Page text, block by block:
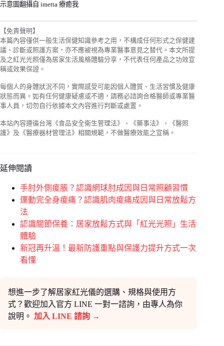
示意圖翻攝自 imetta 療癒我
【免責聲明】
本篇內容僅供一般生活保健知識參考之用，不構成任何形式之保健建
議、診斷或照護方案，亦不應被視為專業醫事意見之替代。本文所提
及之紅光光照僅為居家生活風格體驗分享，不代表任何產品之功效宣
稱或效果保證。
每個人的身體狀況不同，實際感受可能因個人體質、生活習慣及健康
狀態而異。如有任何健康疑慮或不適，請務必諮詢合格醫師或專業醫
事人員，切勿自行依據本文內容進行判斷或處置。
本站內容遵循台灣《食品安全衛生管理法》、《藥事法》、《醫照
護》及《醫療器材管理法》相關規範，不做醫療效能之宣稱。
延伸閱讀
手肘外側痠脹？認識網球肘成因與日常照顧習慣
運動完全身痠痛？認識肌肉痠痛成因與日常放鬆方
法
認識關節保養：居家放鬆方式與「紅光光照」生活
體驗
新冠再升溫！最新防護重點與保護力提升方式一次
看懂
想進一步了解居家紅光儀的選購、規格與使用方
式？歡迎加入官方 LINE 一對一諮詢，由專人為你
說明。 加入 LINE 諮詢 →